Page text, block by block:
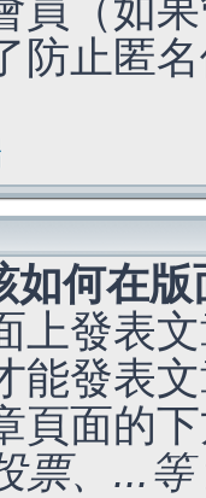
員（如
防止匿
如何在
上發表
能發表
頁面的
票、...等